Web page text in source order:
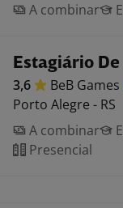
A combinar
Estagiário
3,6 BeB Games
Porto Alegre - RS
A combinar
Presencial